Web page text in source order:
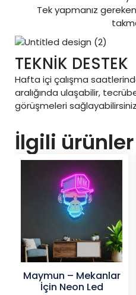
Tek yapmanız
TEKNİK DESTEK
Hafta içi çalışma
aralığında ulaşabilir,
görüşmeleri sağlayabilirsiniz
İlgili ürünler
Maymun – Mekanlar
İçin Neon Led